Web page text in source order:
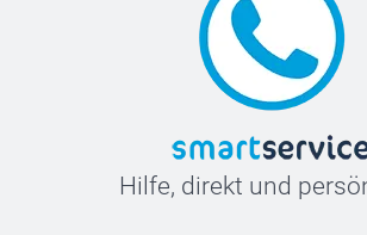
Hilfe, direkt und